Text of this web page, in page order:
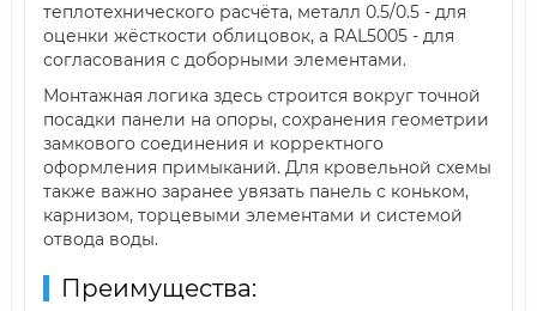
теплотехнического расчёта, металл 0.5/0.5 - для
оценки жёсткости облицовок, а RAL5005 - для
согласования с доборными элементами.
Монтажная логика здесь строится вокруг точной
посадки панели на опоры, сохранения геометрии
замкового соединения и корректного
оформления примыканий. Для кровельной схемы
также важно заранее увязать панель с коньком,
карнизом, торцевыми элементами и системой
отвода воды.
Преимущества: